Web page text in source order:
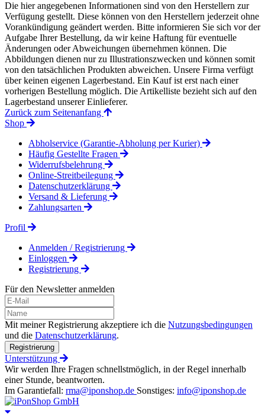
Die hier angegebenen Informationen sind von den Herstellern zur
Verfügung gestellt. Diese können von den Herstellern jederzeit ohne
Vorankündigung geändert werden. Bitte informieren Sie sich vor der
Aufgabe Ihrer Bestellung, da wir keine Haftung für eventuelle
Änderungen oder Abweichungen übernehmen können. Die
Abbildungen dienen nur zu Illustrationszwecken und können somit
von den tatsächlichen Produkten abweichen. Unsere Firma verfügt
über keinen eigenen Lagerbestand. Ein Kauf ist erst nach einer
vorherigen Bestellung möglich. Die Artikelliste bezieht sich auf den
Lagerbestand unserer Einlieferer.
Zurück zum Seitenanfang
Shop
Abholservice (Garantie-Abholung per Kurier)
Häufig Gestellte Fragen
Widerrufsbelehrung
Online-Streitbeilegung
Datenschutzerklärung
Versand & Lieferung
Zahlungsarten
Profil
Anmelden / Registrierung
Einloggen
Registrierung
Für den Newsletter anmelden
Mit meiner Registrierung akzeptiere ich die Nutzungsbedingungen
und die Datenschutzerklärung.
Registrierung
Unterstützung
Wir werden Ihre Fragen schnellstmöglich, in der Regel innerhalb
einer Stunde, beantworten.
Im Garantiefall: rma@iponshop.de Sonstiges: info@iponshop.de